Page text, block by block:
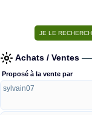
Achats / Ventes
Proposé à la vente par
sylvain07